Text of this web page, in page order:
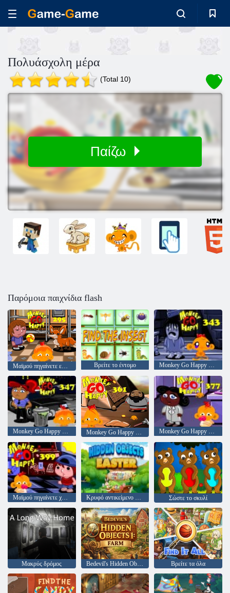
Πολυάσχολη μέρα
(Total 10)
Παίζω
Παρόμοια παιχνίδια flash
Μαϊμού πηγαίνετε ευτυχισμένο στάδιο 295 Βρείτε το έντομο Monkey Go Happy Stage 343,
Monkey Go Happy Stage 347 Monkey Go Happy Stage 377
Μαϊμού πηγαίνετε χαρούμενο στάδιο 399 Κρυφό αντικείμενο Πάσχα Σώστε το σκυλί
Μακρύς δρόμος Bedevil's Hidden Objects 1: Farm Βρείτε τα όλα